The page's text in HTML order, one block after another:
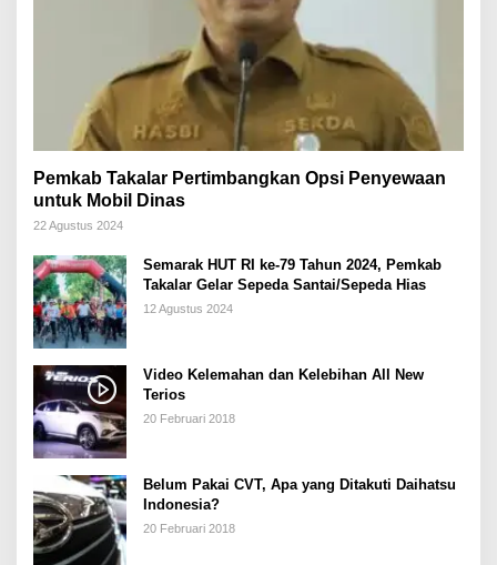
Pemkab Takalar Pertimbangkan Opsi Penyewaan
untuk Mobil Dinas
22 Agustus 2024
Semarak HUT RI ke-79 Tahun 2024, Pemkab
Takalar Gelar Sepeda Santai/Sepeda Hias
12 Agustus 2024
Video Kelemahan dan Kelebihan All New
Terios
20 Februari 2018
Belum Pakai CVT, Apa yang Ditakuti Daihatsu
Indonesia?
20 Februari 2018